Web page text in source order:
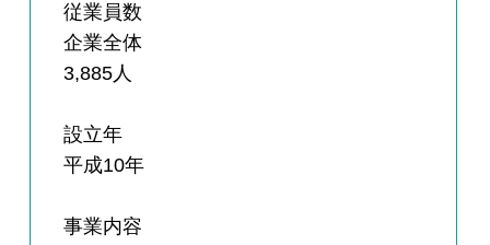
従業員数
企業全体
3,885人
設立年
平成10年
事業内容